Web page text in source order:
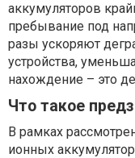
аккумуляторов
пребывание под
разы ускоряют
устройства,
нахождение – это
Что такое
В рамках
ионных